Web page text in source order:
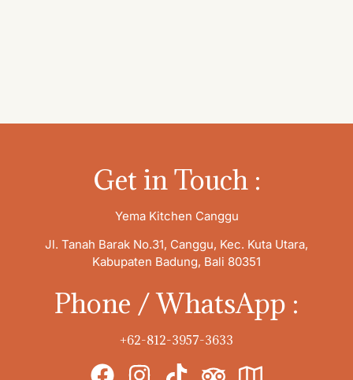
Get in Touch :
Yema Kitchen Canggu
Jl. Tanah Barak No.31, Canggu, Kec. Kuta Utara,
Kabupaten Badung, Bali 80351
Phone / WhatsApp :
+62-812-3957-3633